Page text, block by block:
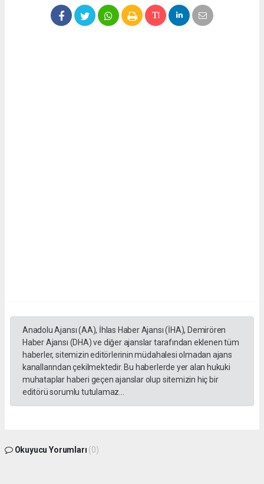
Anadolu Ajansı (AA), İhlas Haber Ajansı (İHA), Demirören
Haber Ajansı (DHA) ve diğer ajanslar tarafından eklenen tüm
haberler, sitemizin editörlerinin müdahalesi olmadan ajans
kanallarından çekilmektedir. Bu haberlerde yer alan hukuki
muhataplar haberi geçen ajanslar olup sitemizin hiç bir
editörü sorumlu tutulamaz...
Okuyucu Yorumları (0)